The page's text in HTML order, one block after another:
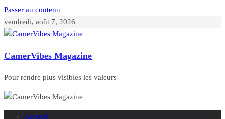
Passer au contenu
vendredi, août 7, 2026
CamerVibes Magazine
Pour rendre plus visibles les valeurs
Accueil